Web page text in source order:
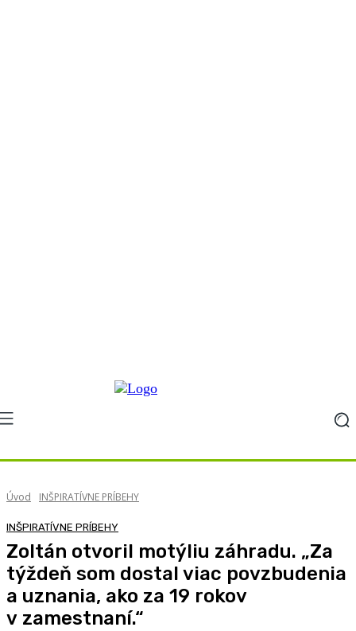
Úvod INŠPIRATÍVNE PRÍBEHY
INŠPIRATÍVNE PRÍBEHY
Zoltán otvoril motýliu záhradu. „Za
týždeň som dostal viac povzbudenia
a uznania, ako za 19 rokov
v zamestnaní.“